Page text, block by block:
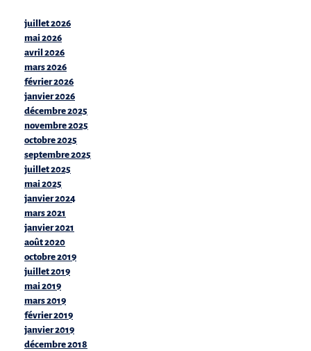
juillet 2026
mai 2026
avril 2026
mars 2026
février 2026
janvier 2026
décembre 2025
novembre 2025
octobre 2025
septembre 2025
juillet 2025
mai 2025
janvier 2024
mars 2021
janvier 2021
août 2020
octobre 2019
juillet 2019
mai 2019
mars 2019
février 2019
janvier 2019
décembre 2018